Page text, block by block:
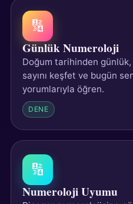
🔢
Günlük Numeroloji
Doğum tarihinden günlük,
sayını keşfet ve bugün
yorumlarıyla öğren.
DENE
🔢
Numeroloji Uyumu